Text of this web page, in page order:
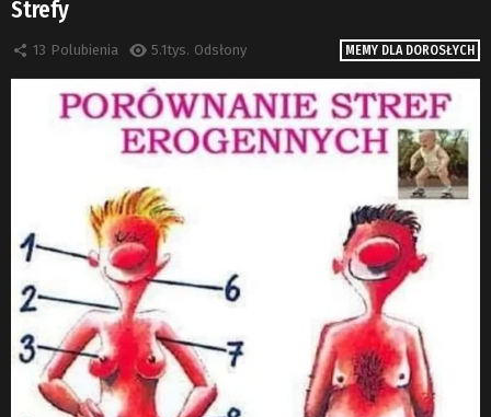
MEMY DLA DOROSŁYCH
Strefy
13 Polubienia 5.1tys. Odsłony